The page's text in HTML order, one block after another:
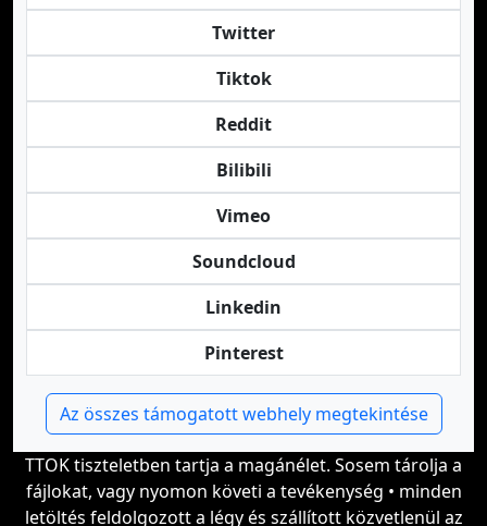
Twitter
Tiktok
Reddit
Bilibili
Vimeo
Soundcloud
Linkedin
Pinterest
Az összes támogatott webhely megtekintése
TTOK tiszteletben tartja a magánélet. Sosem tárolja a
fájlokat, vagy nyomon követi a tevékenység • minden
letöltés feldolgozott a légy és szállított közvetlenül az